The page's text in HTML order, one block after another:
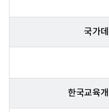
국가
한국교육